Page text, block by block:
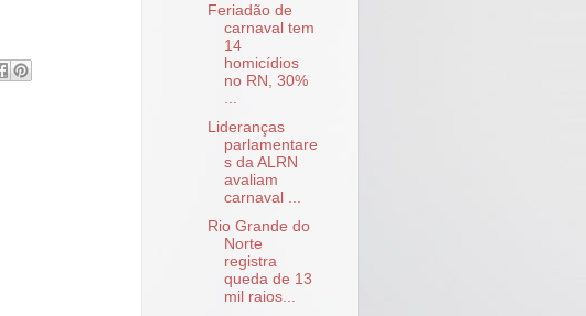
Feriadão de
carnaval tem
14
homicídios
no RN, 30%
Lideranças
parlamentare
s da ALRN
avaliam
carnaval ...
Rio Grande do
Norte
registra
queda de 13
mil raios...